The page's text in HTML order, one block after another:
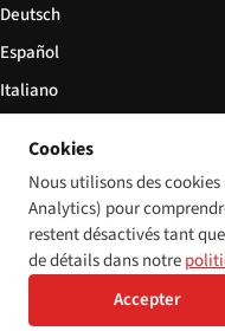
Deutsch
Español
Italiano
© 2026 Disability World. Tous
DeutschEspañol
Cookies
Nous utilisons des
Analytics) pour
restent désactivés tant
de détails dans notre
Accepter